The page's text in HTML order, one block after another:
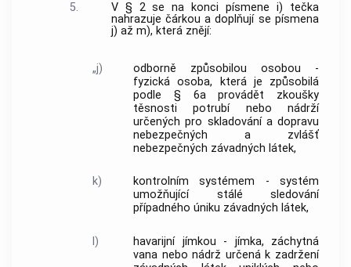
5.
V § 2 se na konci písmene i) tečka
nahrazuje čárkou a doplňují se písmena
j) až m), která znějí:
„j)
odborně způsobilou osobou -
fyzická osoba, která je způsobilá
podle § 6a provádět zkoušky
těsnosti potrubí nebo nádrží
určených pro skladování a dopravu
nebezpečných a zvlášť
nebezpečných závadných látek,
k)
kontrolním systémem - systém
umožňující stálé sledování
případného úniku závadných látek,
l)
havarijní jímkou - jímka, záchytná
vana nebo nádrž určená k zadržení